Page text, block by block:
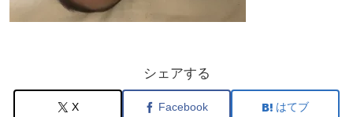
シェアする
X Facebook はてブ